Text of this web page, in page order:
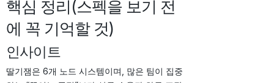
핵심 정리(스펙을 보기 전
에 꼭 기억할 것)
인사이트
딸기잼은 6개 노드 시스템이며, 많은 팀이 집중